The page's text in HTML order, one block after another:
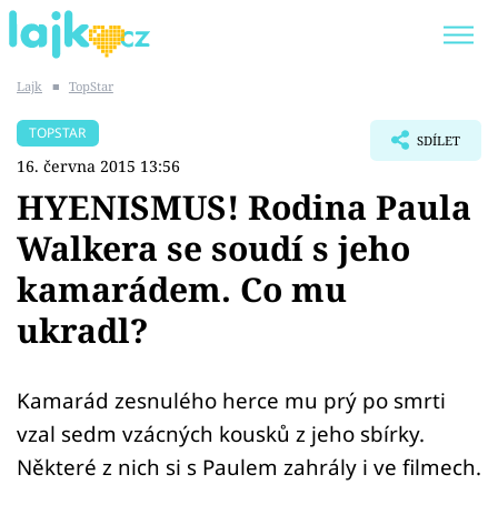
SHOPAHOLICADEL
Témata
Showbyznys
Youtubeři
Virály
Lajk ■ TopStar
TOPSTAR
16. června 2015 13:56
SDÍLET
HYENISMUS! Rodina Paula
Walkera se soudí s jeho
kamarádem. Co mu
ukradl?
Kamarád zesnulého herce mu prý po smrti
vzal sedm vzácných kousků z jeho sbírky.
Některé z nich si s Paulem zahrály i ve filmech.